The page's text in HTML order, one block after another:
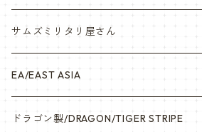
サムズミリタリ屋さん
EA/EAST ASIA
ドラゴン製/DRAGON/TIGER STRIPE